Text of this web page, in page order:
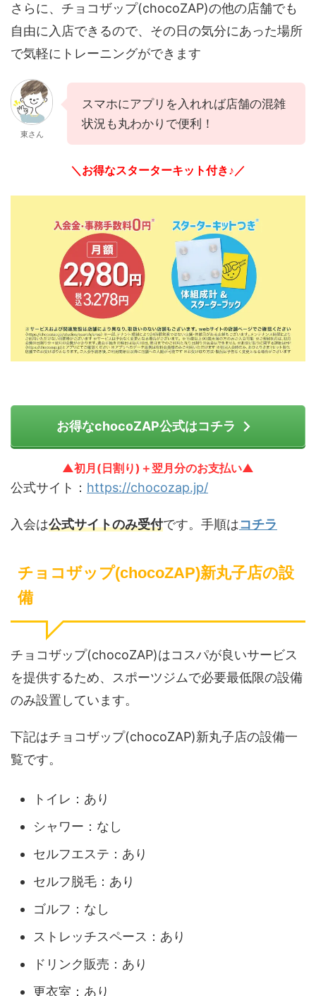
さらに、チョコザップ(chocoZAP)の他の店舗でも
自由に入店できるので、その日の気分にあった場所
で気軽にトレーニングができます
東さん
スマホにアプリを入れれば店舗の混雑
状況も丸わかりで便利！
＼お得なスターターキット付き♪／
お得なchocoZAP公式はコチラ
▲初月(日割り)＋翌月分のお支払い▲
公式サイト： https://chocozap.jp/
入会は公式サイトのみ受付です。手順はコチラ
チョコザップ(chocoZAP)新丸子店の設
備
チョコザップ(chocoZAP)はコスパが良いサービス
を提供するため、スポーツジムで必要最低限の設備
のみ設置しています。
下記はチョコザップ(chocoZAP)新丸子店の設備一
覧です。
トイレ：あり
シャワー：なし
セルフエステ：あり
セルフ脱毛：あり
ゴルフ：なし
ストレッチスペース：あり
ドリンク販売：あり
更衣室：あり